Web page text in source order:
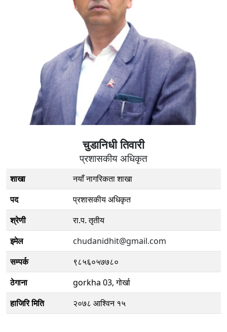
चुडानिधी तिवारी
प्रशासकीय अधिकृत
शाखा
नयाँ नागरिकता शाखा
पद
प्रशासकीय अधिकृत
श्रेणी
रा.प. तृतीय
इमेल
chudanidhit@gmail.com
सम्पर्क
९८५६०५७७८०
ठेगाना
gorkha 03, गोर्खा
हाजिरि मिति
२०७८ आश्विन १५